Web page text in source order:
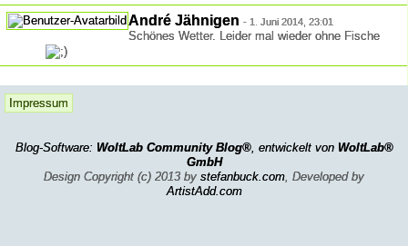
André Jähnigen - 1. Juni 2014, 23:01
Schönes Wetter. Leider mal wieder ohne Fische
Impressum
Blog-Software: WoltLab Community Blog®, entwickelt von WoltLab®
GmbH
Design Copyright (c) 2013 by stefanbuck.com, Developed by
ArtistAdd.com